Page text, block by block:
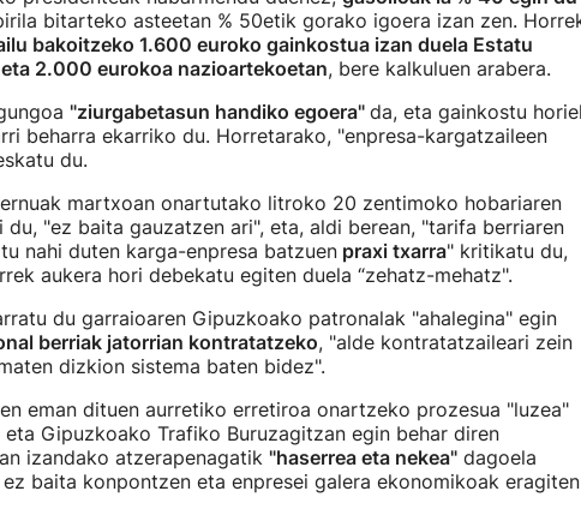
bitarteko asteetan % 50etik gorako igoera izan zen.
bakoitzeko 1.600 euroko gainkostua izan duela Estatu
2.000 eurokoa nazioartekoetan, bere kalkuluen arabera.
"ziurgabetasun handiko egoera" da, eta gainkostu
beharra ekarriko du. Horretarako, "enpresa-kargatzaileen
du.
martxoan onartutako litroko 20 zentimoko hobariaren
du, "ez baita gauzatzen ari", eta, aldi berean, "tarifa berriaren
nahi duten karga-enpresa batzuenpraxi txarra" kritikatu du,
aukera hori debekatu egiten duela “zehatz-mehatz".
du garraioaren Gipuzkoako patronalak "ahalegina" egin
berriak jatorrian kontratatzeko, "alde kontratatzaileari zein
dizkion sistema baten bidez".
eman dituen aurretiko erretiroa onartzeko prozesua "luzea"
Gipuzkoako Trafiko Buruzagitzan egin behar diren
izandako atzerapenagatik "haserrea eta nekea"dagoela
baita konpontzen eta enpresei galera ekonomikoak eragiten